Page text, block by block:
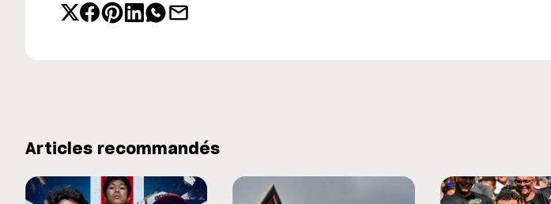
Articles recommandés